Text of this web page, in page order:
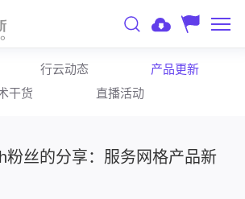
行云动态
产品更新
干货
直播活动
粉丝的分享：服务网格产品新